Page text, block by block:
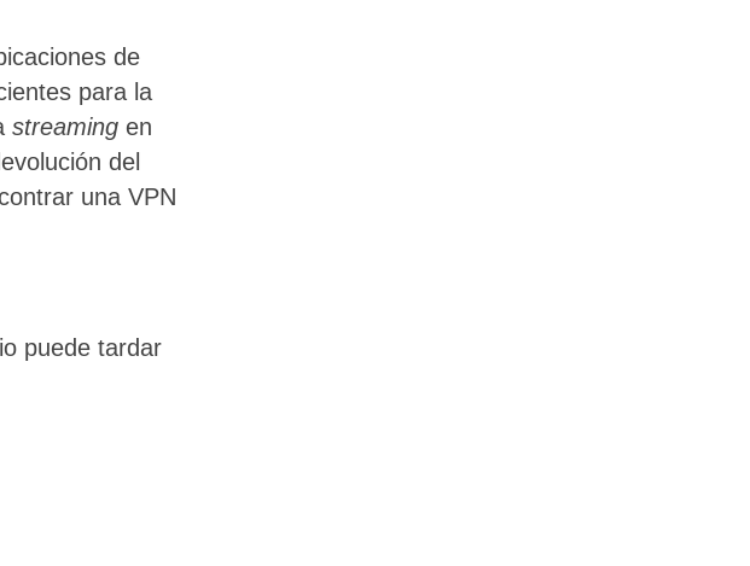
de
para la
streaming en
del
una VPN
puede tardar